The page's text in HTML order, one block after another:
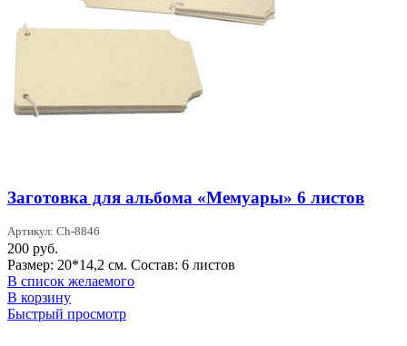
Заготовка для альбома «Мемуары» 6 листов
Артикул: Ch-8846
200 руб.
Размер: 20*14,2 см. Состав: 6 листов
В список желаемого
В корзину
Быстрый просмотр